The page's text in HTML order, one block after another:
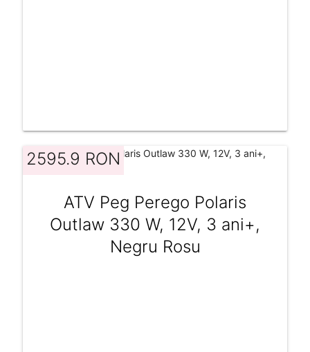
2595.9 RON
ATV Peg Perego Polaris
Outlaw 330 W, 12V, 3 ani+,
Negru Rosu